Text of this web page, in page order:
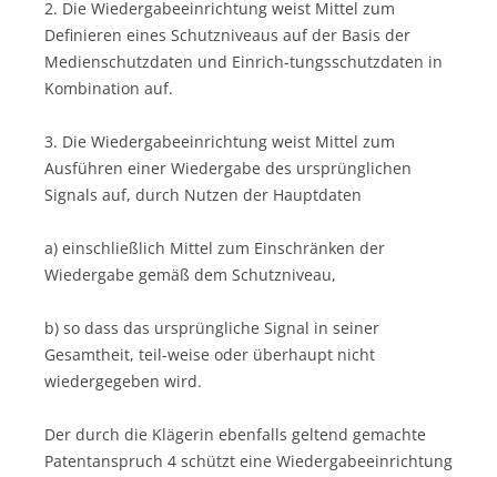
2. Die Wiedergabeeinrichtung weist Mittel zum
Definieren eines Schutzniveaus auf der Basis der
Medienschutzdaten und Einrich-tungsschutzdaten in
Kombination auf.
3. Die Wiedergabeeinrichtung weist Mittel zum
Ausführen einer Wiedergabe des ursprünglichen
Signals auf, durch Nutzen der Hauptdaten
a) einschließlich Mittel zum Einschränken der
Wiedergabe gemäß dem Schutzniveau,
b) so dass das ursprüngliche Signal in seiner
Gesamtheit, teil-weise oder überhaupt nicht
wiedergegeben wird.
Der durch die Klägerin ebenfalls geltend gemachte
Patentanspruch 4 schützt eine Wiedergabeeinrichtung